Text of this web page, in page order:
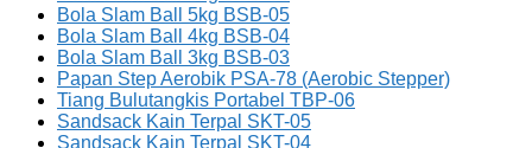
Bola Slam Ball 5kg BSB-05
Bola Slam Ball 4kg BSB-04
Bola Slam Ball 3kg BSB-03
Papan Step Aerobik PSA-78 (Aerobic Stepper)
Tiang Bulutangkis Portabel TBP-06
Sandsack Kain Terpal SKT-05
Sandsack Kain Terpal SKT-04